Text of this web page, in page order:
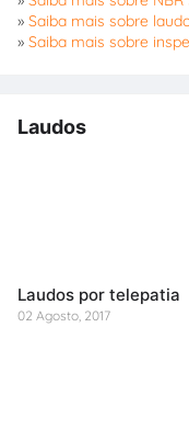
» Saiba mais sobre
» Saiba mais sobre
Laudos
Laudos por telepatia
02 Agosto, 2017